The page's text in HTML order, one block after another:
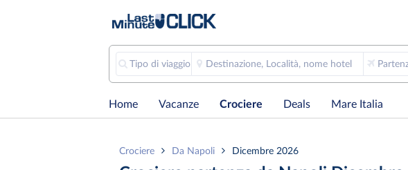
Tipo di viaggio Destinazione, Località, nome hotel
Home Vacanze Crociere Deals Mare Italia
Crociere Da Napoli Dicembre 2026